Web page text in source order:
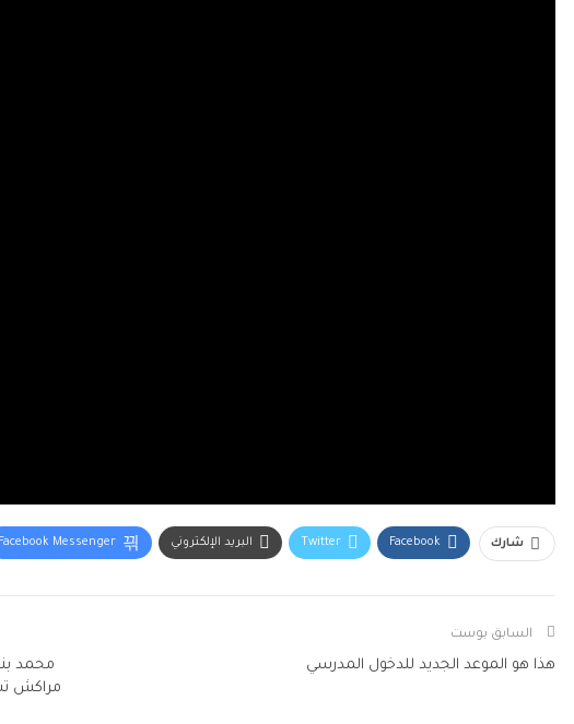
شارك Facebook
Twitter البريد الإلكتروني Facebook Messenger
السابق بوست
هذا هو الموعد الجديد للدخول المدرسي
محمد
مراكش